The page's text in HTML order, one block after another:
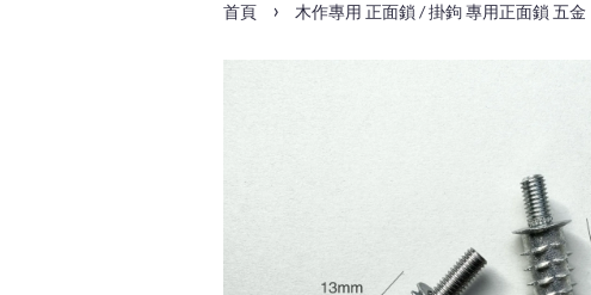
首頁 › 木作專用 正面鎖 / 掛鉤 專用正面鎖 五金